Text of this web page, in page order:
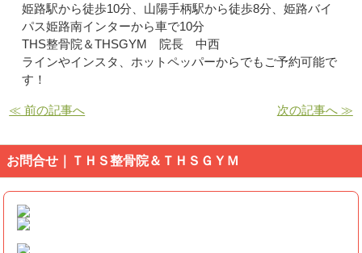
姫路駅から徒歩10分、山陽手柄駅から徒歩8分、姫路バイ
パス姫路南インターから車で10分
THS整骨院＆THSGYM 院長 中西
ラインやインスタ、ホットペッパーからでもご予約可能で
す！
≪ 前の記事へ 次の記事へ ≫
お問合せ｜ＴＨＳ整骨院＆ＴＨＳＧＹＭ